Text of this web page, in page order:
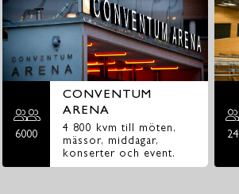
6000
CONVENTUM
ARENA
4 800 kvm till möten,
mässor, middagar,
konserter och event.